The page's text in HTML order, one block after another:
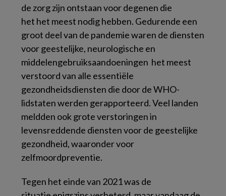
de zorg zijn ontstaan voor degenen die
het het meest nodig hebben. Gedurende een
groot deel van de pandemie waren de diensten
voor geestelijke, neurologische en
middelengebruiksaandoeningen het meest
verstoord van alle essentiële
gezondheidsdiensten die door de WHO-
lidstaten werden gerapporteerd. Veel landen
meldden ook grote verstoringen in
levensreddende diensten voor de geestelijke
gezondheid, waaronder voor
zelfmoordpreventie.
Tegen het einde van 2021 was de